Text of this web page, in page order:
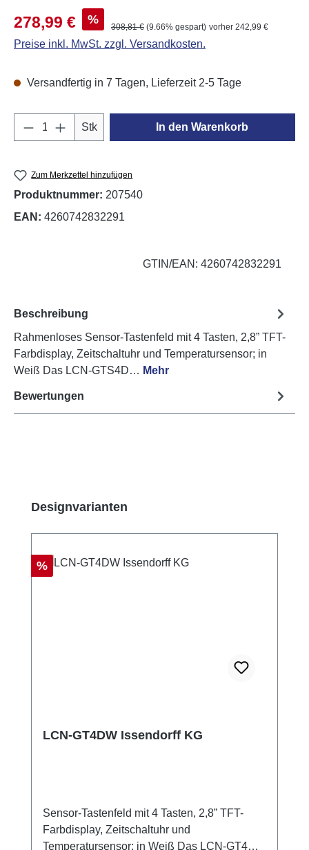
Verkaufspreis:
278,99 € % Regulärer Preis:
308,81 € (9.66% gespart) vorher 242,99 €
Preise inkl. MwSt. zzgl. Versandkosten.
Versandfertig in 7 Tagen, Lieferzeit 2-5 Tage
Produkt Anzahl: Gib den gewünschten
Stk In den Warenkorb
Zum Merkzettel hinzufügen
Produktnummer: 207540
EAN: 4260742832291
GTIN/EAN: 4260742832291
Beschreibung
Rahmenloses Sensor-Tastenfeld mit 4 Tasten, 2,8” TFT-
Farbdisplay, Zeitschaltuhr und Temperatursensor; in
Weiß Das LCN-GTS4D… Mehr
Bewertungen
Produktgalerie überspringen
Designvarianten
Rabatt
%
LCN-GT4DW Issendorff KG
Sensor-Tastenfeld mit 4 Tasten, 2,8” TFT-
Farbdisplay, Zeitschaltuhr und
Temperatursensor; in Weiß Das LCN-GT4DW